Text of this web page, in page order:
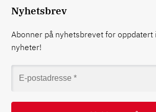
Nyhetsbrev
Abonner på nyhetsbrevet for oppdatert
nyheter!